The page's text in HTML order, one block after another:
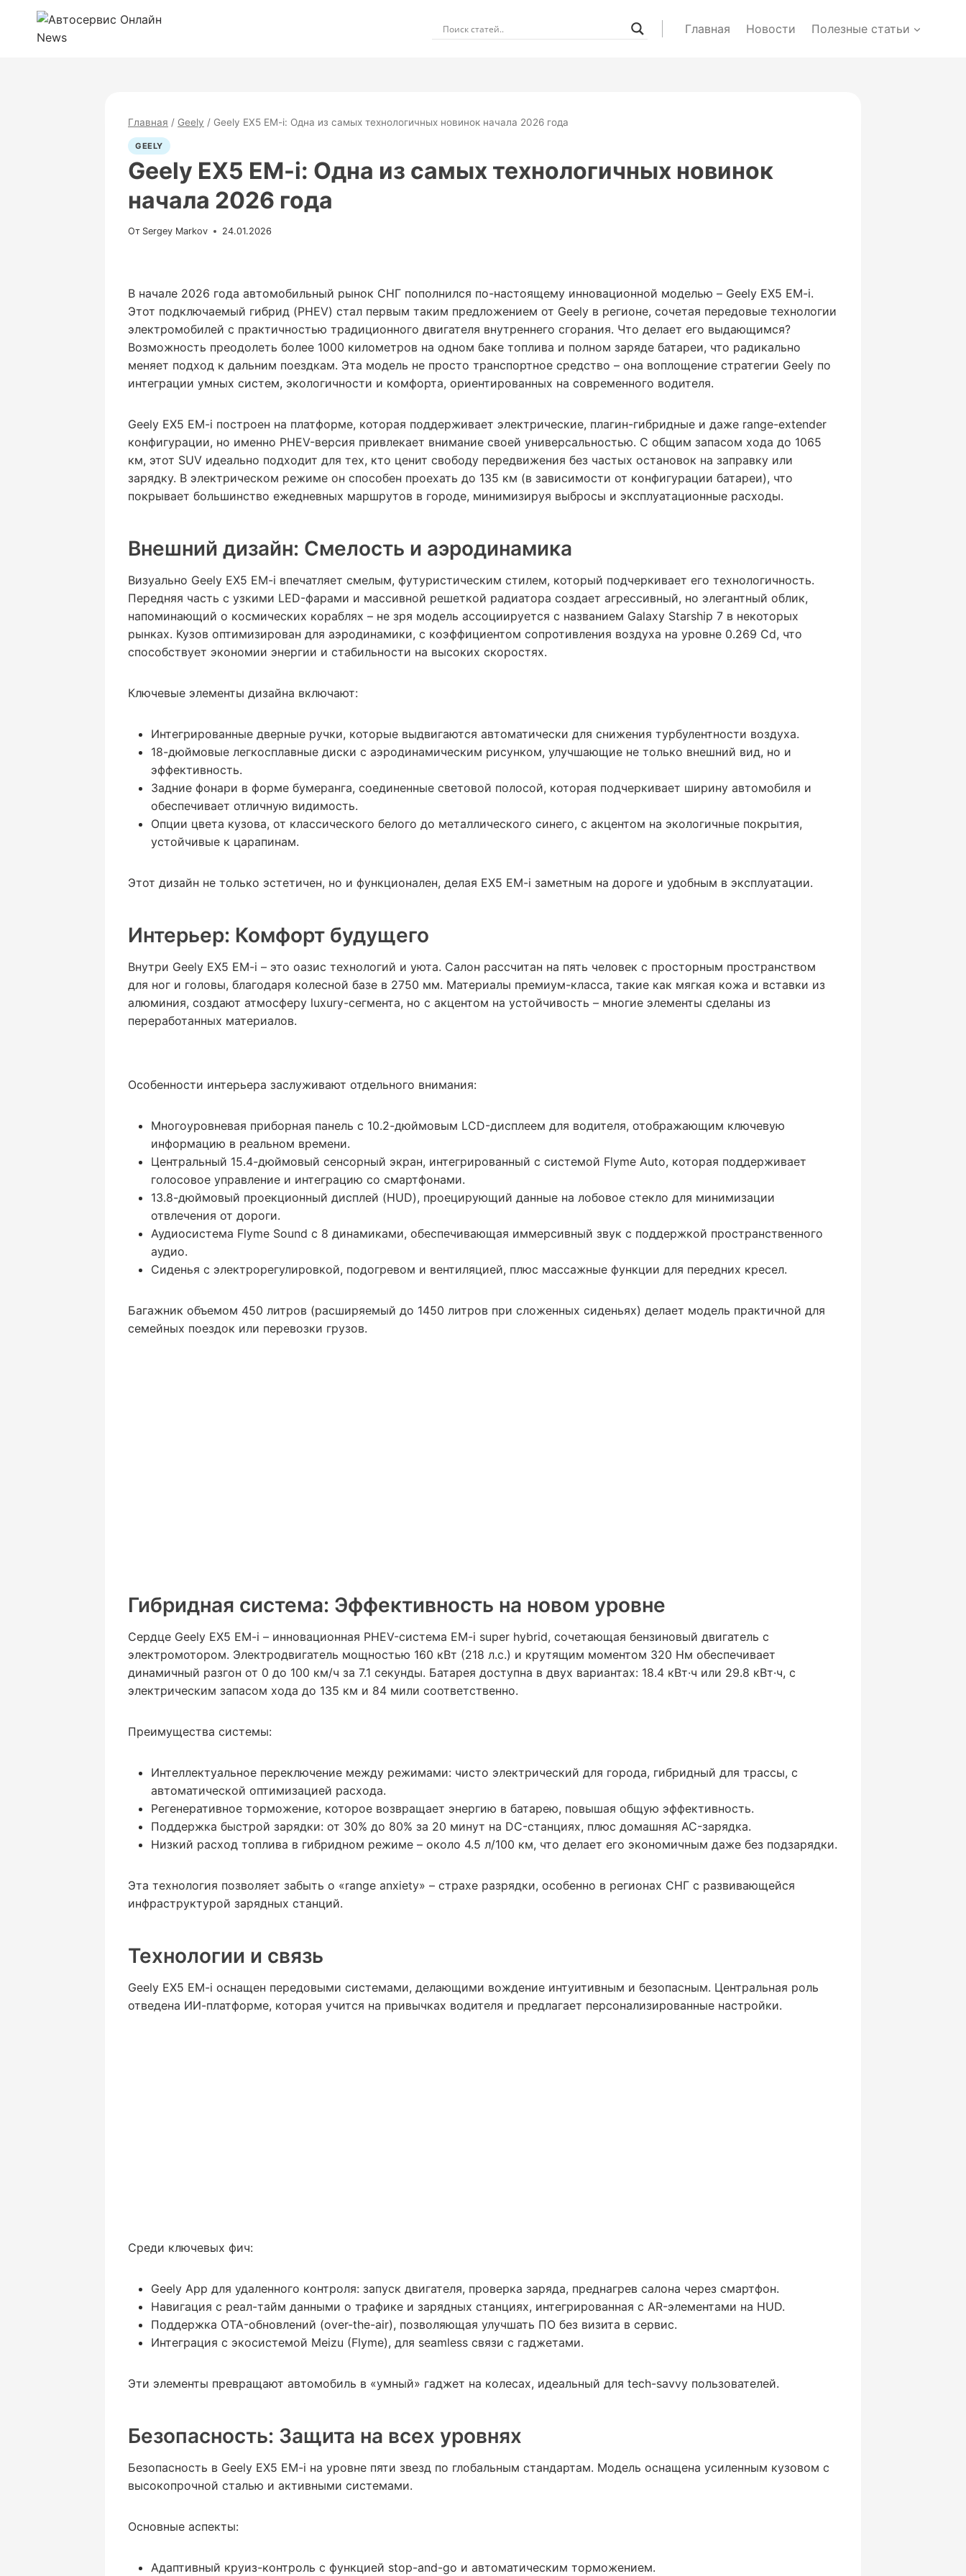
Перейти
содержимому
Главная Новости Полезные статьи
Главная / Geely / Geely EX5 EM-i: Одна из самых технологичных новинок начала 2026 года
GEELY
Geely EX5 EM-i: Одна из самых технологичных новинок
начала 2026 года
От Sergey Markov 24.01.2026
В начале 2026 года автомобильный рынок СНГ пополнился по-настоящему инновационной моделью – Geely EX5 EM-i.
Этот подключаемый гибрид (PHEV) стал первым таким предложением от Geely в регионе, сочетая передовые технологии
электромобилей с практичностью традиционного двигателя внутреннего сгорания. Что делает его выдающимся?
Возможность преодолеть более 1000 километров на одном баке топлива и полном заряде батареи, что радикально
меняет подход к дальним поездкам. Эта модель не просто транспортное средство – она воплощение стратегии Geely по
интеграции умных систем, экологичности и комфорта, ориентированных на современного водителя.
Geely EX5 EM-i построен на платформе, которая поддерживает электрические, плагин-гибридные и даже range-extender
конфигурации, но именно PHEV-версия привлекает внимание своей универсальностью. С общим запасом хода до 1065
км, этот SUV идеально подходит для тех, кто ценит свободу передвижения без частых остановок на заправку или
зарядку. В электрическом режиме он способен проехать до 135 км (в зависимости от конфигурации батареи), что
покрывает большинство ежедневных маршрутов в городе, минимизируя выбросы и эксплуатационные расходы.
Внешний дизайн: Смелость и аэродинамика
Визуально Geely EX5 EM-i впечатляет смелым, футуристическим стилем, который подчеркивает его технологичность.
Передняя часть с узкими LED-фарами и массивной решеткой радиатора создает агрессивный, но элегантный облик,
напоминающий о космических кораблях – не зря модель ассоциируется с названием Galaxy Starship 7 в некоторых
рынках. Кузов оптимизирован для аэродинамики, с коэффициентом сопротивления воздуха на уровне 0.269 Cd, что
способствует экономии энергии и стабильности на высоких скоростях.
Ключевые элементы дизайна включают:
Интегрированные дверные ручки, которые выдвигаются автоматически для снижения турбулентности воздуха.
18-дюймовые легкосплавные диски с аэродинамическим рисунком, улучшающие не только внешний вид, но и
эффективность.
Задние фонари в форме бумеранга, соединенные световой полосой, которая подчеркивает ширину автомобиля и
обеспечивает отличную видимость.
Опции цвета кузова, от классического белого до металлического синего, с акцентом на экологичные покрытия,
устойчивые к царапинам.
Этот дизайн не только эстетичен, но и функционален, делая EX5 EM-i заметным на дороге и удобным в эксплуатации.
Интерьер: Комфорт будущего
Внутри Geely EX5 EM-i – это оазис технологий и уюта. Салон рассчитан на пять человек с просторным пространством
для ног и головы, благодаря колесной базе в 2750 мм. Материалы премиум-класса, такие как мягкая кожа и вставки из
алюминия, создают атмосферу luxury-сегмента, но с акцентом на устойчивость – многие элементы сделаны из
переработанных материалов.
Особенности интерьера заслуживают отдельного внимания:
Многоуровневая приборная панель с 10.2-дюймовым LCD-дисплеем для водителя, отображающим ключевую
информацию в реальном времени.
Центральный 15.4-дюймовый сенсорный экран, интегрированный с системой Flyme Auto, которая поддерживает
голосовое управление и интеграцию со смартфонами.
13.8-дюймовый проекционный дисплей (HUD), проецирующий данные на лобовое стекло для минимизации
отвлечения от дороги.
Аудиосистема Flyme Sound с 8 динамиками, обеспечивающая иммерсивный звук с поддержкой пространственного
аудио.
Сиденья с электрорегулировкой, подогревом и вентиляцией, плюс массажные функции для передних кресел.
Багажник объемом 450 литров (расширяемый до 1450 литров при сложенных сиденьях) делает модель практичной для
семейных поездок или перевозки грузов.
Гибридная система: Эффективность на новом уровне
Сердце Geely EX5 EM-i – инновационная PHEV-система EM-i super hybrid, сочетающая бензиновый двигатель с
электромотором. Электродвигатель мощностью 160 кВт (218 л.с.) и крутящим моментом 320 Нм обеспечивает
динамичный разгон от 0 до 100 км/ч за 7.1 секунды. Батарея доступна в двух вариантах: 18.4 кВт·ч или 29.8 кВт·ч, с
электрическим запасом хода до 135 км и 84 мили соответственно.
Преимущества системы:
Интеллектуальное переключение между режимами: чисто электрический для города, гибридный для трассы, с
автоматической оптимизацией расхода.
Регенеративное торможение, которое возвращает энергию в батарею, повышая общую эффективность.
Поддержка быстрой зарядки: от 30% до 80% за 20 минут на DC-станциях, плюс домашняя AC-зарядка.
Низкий расход топлива в гибридном режиме – около 4.5 л/100 км, что делает его экономичным даже без подзарядки.
Эта технология позволяет забыть о «range anxiety» – страхе разрядки, особенно в регионах СНГ с развивающейся
инфраструктурой зарядных станций.
Технологии и связь
Geely EX5 EM-i оснащен передовыми системами, делающими вождение интуитивным и безопасным. Центральная роль
отведена ИИ-платформе, которая учится на привычках водителя и предлагает персонализированные настройки.
Среди ключевых фич:
Geely App для удаленного контроля: запуск двигателя, проверка заряда, преднагрев салона через смартфон.
Навигация с реал-тайм данными о трафике и зарядных станциях, интегрированная с AR-элементами на HUD.
Поддержка OTA-обновлений (over-the-air), позволяющая улучшать ПО без визита в сервис.
Интеграция с экосистемой Meizu (Flyme), для seamless связи с гаджетами.
Эти элементы превращают автомобиль в «умный» гаджет на колесах, идеальный для tech-savvy пользователей.
Безопасность: Защита на всех уровнях
Безопасность в Geely EX5 EM-i на уровне пяти звезд по глобальным стандартам. Модель оснащена усиленным кузовом с
высокопрочной сталью и активными системами.
Основные аспекты:
Адаптивный круиз-контроль с функцией stop-and-go и автоматическим торможением.